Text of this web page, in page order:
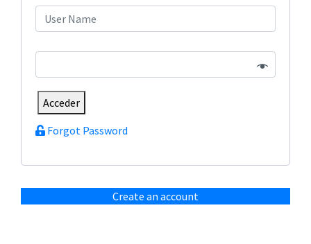
Acceder
Forgot Password
Create an account